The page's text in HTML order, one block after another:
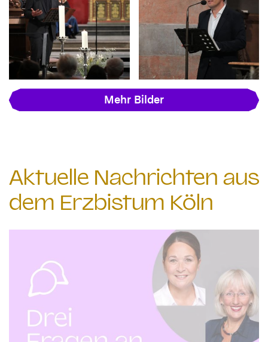
Mehr Bilder
Aktuelle Nachrichten aus
dem Erzbistum Köln